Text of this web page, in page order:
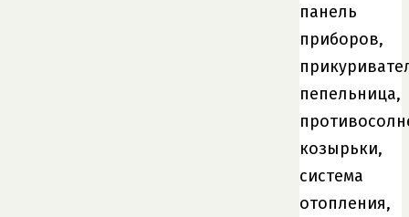
панель
приборов,
пепельница,
козырьки,
система
отопления,